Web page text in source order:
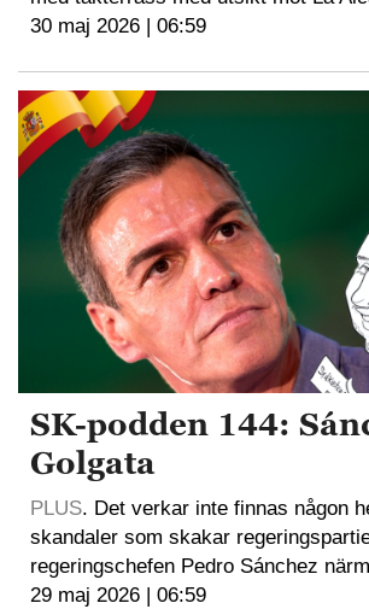
30 maj 2026 | 06:59
SK-podden 144:
Golgata
PLUS. Det verkar inte finnas någon
skandaler som skakar
regeringschefen Pedro Sánchez
29 maj 2026 | 06:59